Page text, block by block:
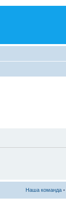
Наша команда •